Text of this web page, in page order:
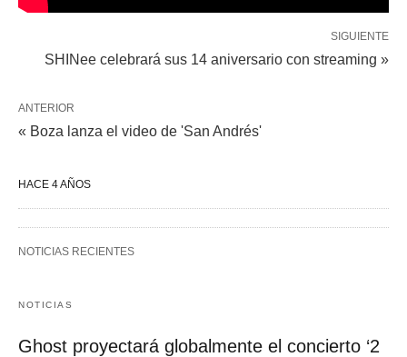
SIGUIENTE
SHINee celebrará sus 14 aniversario con streaming »
ANTERIOR
« Boza lanza el video de 'San Andrés'
HACE 4 AÑOS
NOTICIAS RECIENTES
NOTICIAS
Ghost proyectará globalmente el concierto ‘2